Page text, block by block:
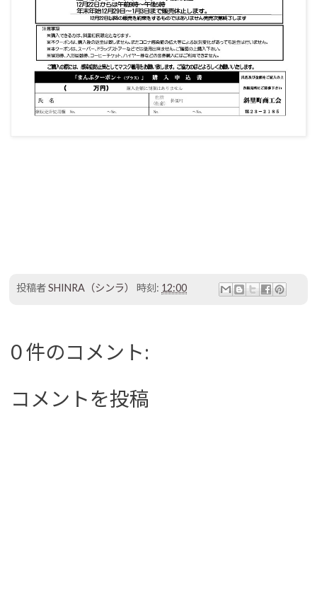
投稿者SHINRA（シンラ） 時刻: 12:00
0 件のコメント:
コメントを投稿